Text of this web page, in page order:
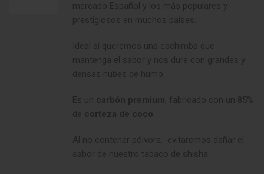
mercado Español y los más populares y
prestigiosos en muchos países.
Ideal si queremos una cachimba que
mantenga el sabor y nos dure con grandes y
densas nubes de humo.
Es un carbón premium, fabricado con un 85%
de corteza de coco
Al no contener pólvora, evitaremos dañar el
sabor de nuestro tabaco de shisha.